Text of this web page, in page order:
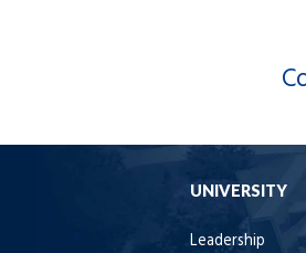
UNIVERSITY
Leadership